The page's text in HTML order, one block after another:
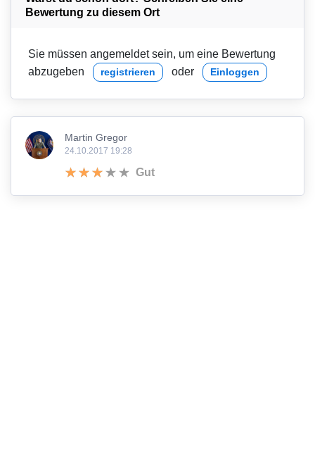
Bewertung zu diesem Ort
Sie müssen angemeldet sein, um eine Bewertung
abzugeben
registrieren oder Einloggen
Martin Gregor
24.10.2017 19:28
Gut